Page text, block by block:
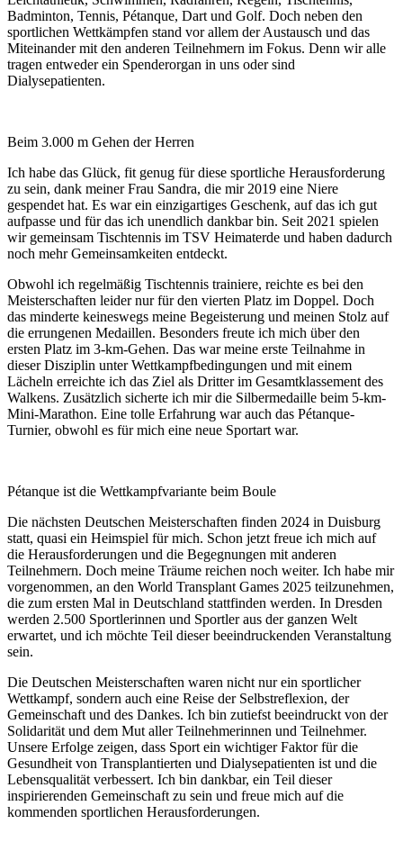
Badminton, Tennis, Pétanque, Dart und Golf. Doch neben den
sportlichen Wettkämpfen stand vor allem der Austausch und das
Miteinander mit den anderen Teilnehmern im Fokus. Denn wir alle
tragen entweder ein Spenderorgan in uns oder sind
Dialysepatienten.
Beim 3.000 m Gehen der Herren
Ich habe das Glück, fit genug für diese sportliche Herausforderung
zu sein, dank meiner Frau Sandra, die mir 2019 eine Niere
gespendet hat. Es war ein einzigartiges Geschenk, auf das ich gut
aufpasse und für das ich unendlich dankbar bin. Seit 2021 spielen
wir gemeinsam Tischtennis im TSV Heimaterde und haben dadurch
noch mehr Gemeinsamkeiten entdeckt.
Obwohl ich regelmäßig Tischtennis trainiere, reichte es bei den
Meisterschaften leider nur für den vierten Platz im Doppel. Doch
das minderte keineswegs meine Begeisterung und meinen Stolz auf
die errungenen Medaillen. Besonders freute ich mich über den
ersten Platz im 3-km-Gehen. Das war meine erste Teilnahme in
dieser Disziplin unter Wettkampfbedingungen und mit einem
Lächeln erreichte ich das Ziel als Dritter im Gesamtklassement des
Walkens. Zusätzlich sicherte ich mir die Silbermedaille beim 5-km-
Mini-Marathon. Eine tolle Erfahrung war auch das Pétanque-
Turnier, obwohl es für mich eine neue Sportart war.
Pétanque ist die Wettkampfvariante beim Boule
Die nächsten Deutschen Meisterschaften finden 2024 in Duisburg
statt, quasi ein Heimspiel für mich. Schon jetzt freue ich mich auf
die Herausforderungen und die Begegnungen mit anderen
Teilnehmern. Doch meine Träume reichen noch weiter. Ich habe mir
vorgenommen, an den World Transplant Games 2025 teilzunehmen,
die zum ersten Mal in Deutschland stattfinden werden. In Dresden
werden 2.500 Sportlerinnen und Sportler aus der ganzen Welt
erwartet, und ich möchte Teil dieser beeindruckenden Veranstaltung
sein.
Die Deutschen Meisterschaften waren nicht nur ein sportlicher
Wettkampf, sondern auch eine Reise der Selbstreflexion, der
Gemeinschaft und des Dankes. Ich bin zutiefst beeindruckt von der
Solidarität und dem Mut aller Teilnehmerinnen und Teilnehmer.
Unsere Erfolge zeigen, dass Sport ein wichtiger Faktor für die
Gesundheit von Transplantierten und Dialysepatienten ist und die
Lebensqualität verbessert. Ich bin dankbar, ein Teil dieser
inspirierenden Gemeinschaft zu sein und freue mich auf die
kommenden sportlichen Herausforderungen.